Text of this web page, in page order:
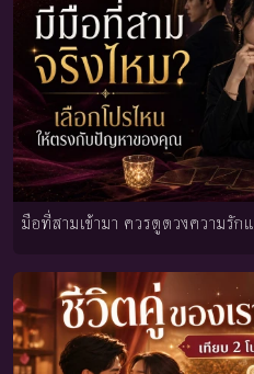
มือที่สามเข้ามา ควรดูดวงความรัก